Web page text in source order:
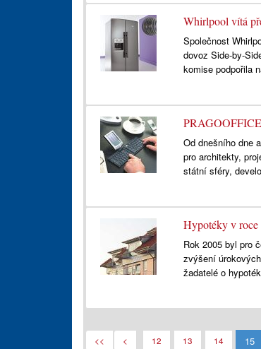
Whirlpool vítá
Společnost
dovoz Side-by-
komise podpořila
Od dnešního dne
pro architekty,
státní sféry,
Hypotéky v roce
Rok 2005 byl pro
zvýšení
žadatelé o
<< < 12 13 14 15